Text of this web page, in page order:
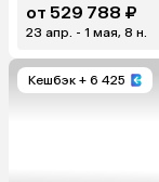
от 529 788 ₽
23 апр. - 1 мая, 8 н.
Кешбэк + 6 425